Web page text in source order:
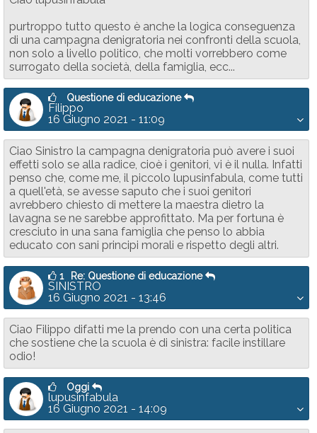
purtroppo tutto questo è anche la logica conseguenza
di una campagna denigratoria nei confronti della scuola,
non solo a livello politico, che molti vorrebbero come
surrogato della società, della famiglia, ecc...
Questione di educazione
Filippo
16 Giugno 2021 - 11:09
Ciao Sinistro la campagna denigratoria può avere i suoi
effetti solo se alla radice, cioè i genitori, vi è il nulla. Infatti
penso che, come me, il piccolo lupusinfabula, come tutti
a quell'età, se avesse saputo che i suoi genitori
avrebbero chiesto di mettere la maestra dietro la
lavagna se ne sarebbe approfittato. Ma per fortuna è
cresciuto in una sana famiglia che penso lo abbia
educato con sani principi morali e rispetto degli altri.
1 Re: Questione di educazione
SINISTRO
16 Giugno 2021 - 13:46
Ciao Filippo difatti me la prendo con una certa politica
che sostiene che la scuola è di sinistra: facile instillare
odio!
Oggi
lupusinfabula
16 Giugno 2021 - 14:09